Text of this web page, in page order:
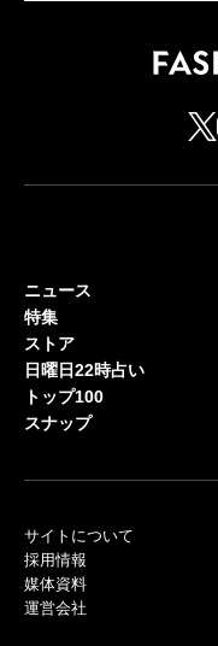
ニュース
特集
ストア
日曜日22時占い
トップ100
スナップ
サイトについて
採用情報
媒体資料
運営会社